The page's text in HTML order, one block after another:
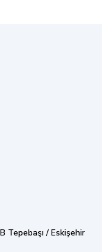
Tepebaşı / Eskişehir